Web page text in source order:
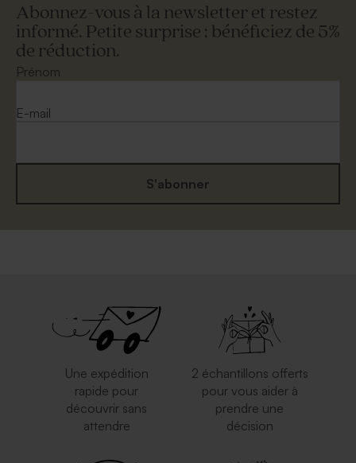
Pochon en tissu à dragées
Enveloppe eucalyptus
Abonnez-vous à la newsletter et restez
informé. Petite surprise : bénéficiez de 5%
de réduction.
Prénom
E-mail
S'abonner
Une expédition
rapide pour
découvrir sans
attendre
2 échantillons offerts
pour vous aider à
prendre une
décision